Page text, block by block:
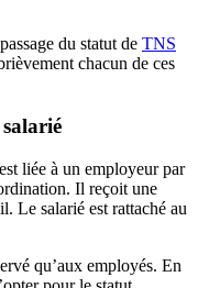
du statut de TNS
chacun de ces
liée à un employeur par
Il reçoit une
Le salarié est rattaché au
qu’aux employés. En